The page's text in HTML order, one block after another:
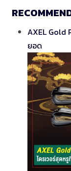
AXEL Gold
ยอด